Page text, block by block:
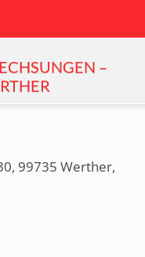
– G
99735 Werther,